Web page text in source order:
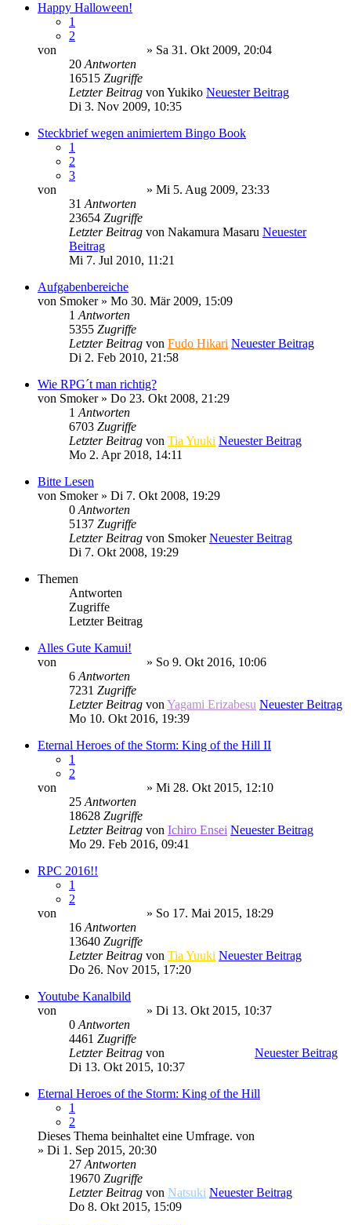
Happy Halloween!
1
2
von
» Sa 31. Okt 2009, 20:04
20 Antworten
16515 Zugriffe
Letzter Beitrag von Yukiko Neuester Beitrag
Di 3. Nov 2009, 10:35
Steckbrief wegen animiertem Bingo Book
1
2
3
von
» Mi 5. Aug 2009, 23:33
31 Antworten
23654 Zugriffe
Letzter Beitrag von Nakamura Masaru Neuester
Beitrag
Mi 7. Jul 2010, 11:21
Aufgabenbereiche
von Smoker» Mo 30. Mär 2009, 15:09
1 Antworten
5355 Zugriffe
Letzter Beitrag von Fudo Hikari Neuester Beitrag
Di 2. Feb 2010, 21:58
Wie RPG´t man richtig?
von Smoker» Do 23. Okt 2008, 21:29
1 Antworten
6703 Zugriffe
Letzter Beitrag von Tia Yuuki Neuester Beitrag
Mo 2. Apr 2018, 14:11
Bitte Lesen
von Smoker» Di 7. Okt 2008, 19:29
0 Antworten
5137 Zugriffe
Letzter Beitrag von Smoker Neuester Beitrag
Di 7. Okt 2008, 19:29
Themen
Antworten
Zugriffe
Letzter Beitrag
Alles Gute Kamui!
von
» So 9. Okt 2016, 10:06
6 Antworten
7231 Zugriffe
Letzter Beitrag von Yagami Erizabesu Neuester Beitrag
Mo 10. Okt 2016, 19:39
Eternal Heroes of the Storm: King of the Hill II
1
2
von
» Mi 28. Okt 2015, 12:10
25 Antworten
18628 Zugriffe
Letzter Beitrag von Ichiro Ensei Neuester Beitrag
Mo 29. Feb 2016, 09:41
RPC 2016!!
1
2
von
» So 17. Mai 2015, 18:29
16 Antworten
13640 Zugriffe
Letzter Beitrag von Tia Yuuki Neuester Beitrag
Do 26. Nov 2015, 17:20
Youtube Kanalbild
von
» Di 13. Okt 2015, 10:37
0 Antworten
4461 Zugriffe
Letzter Beitrag von
Neuester Beitrag
Di 13. Okt 2015, 10:37
Eternal Heroes of the Storm: King of the Hill
1
2
Dieses Thema beinhaltet eine Umfrage. von
» Di 1. Sep 2015, 20:30
27 Antworten
19670 Zugriffe
Letzter Beitrag von Natsuki Neuester Beitrag
Do 8. Okt 2015, 15:09